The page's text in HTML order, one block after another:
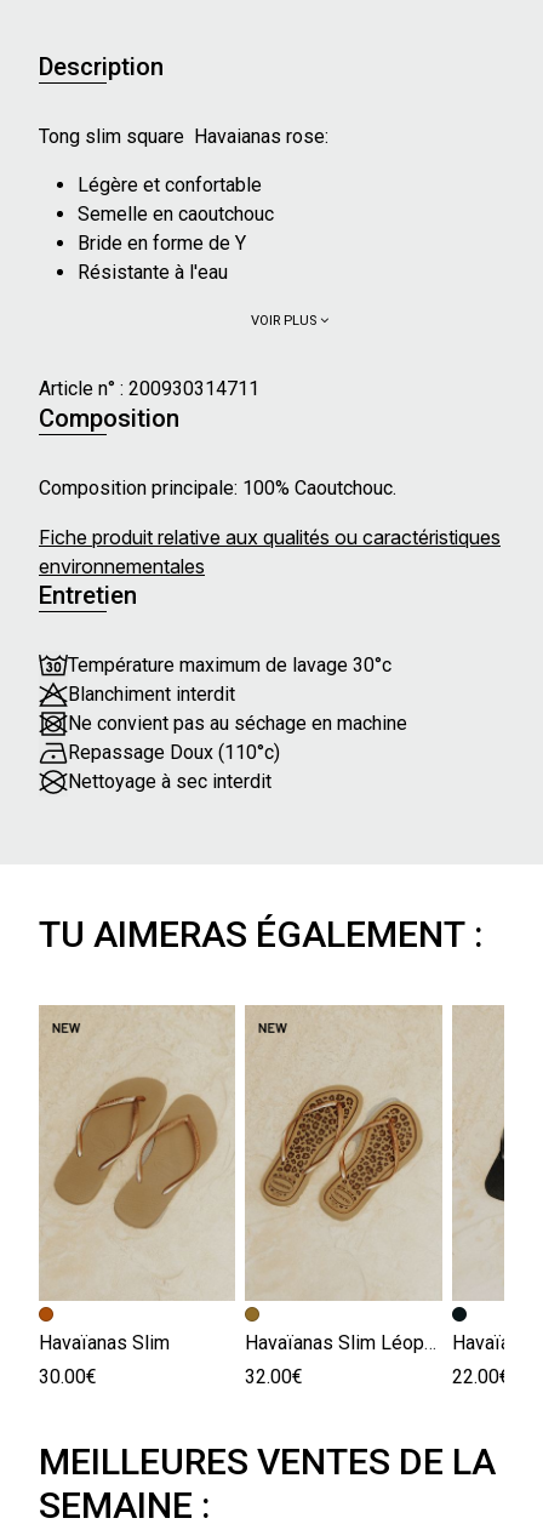
Description
Tong slim square Havaianas rose:
Légère et confortable
Semelle en caoutchouc
Bride en forme de Y
Résistante à l'eau
VOIR PLUS
Article n° : 200930314711
Composition
Composition principale: 100% Caoutchouc.
Fiche produit relative aux qualités ou caractéristiques
environnementales
Entretien
Température maximum de lavage 30°c
Blanchiment interdit
Ne convient pas au séchage en machine
Repassage Doux (110°c)
Nettoyage à sec interdit
TU AIMERAS ÉGALEMENT :
Havaïanas Slim
30.00€
Havaïanas Slim Léopard
32.00€
22.00€
MEILLEURES VENTES DE LA
SEMAINE :